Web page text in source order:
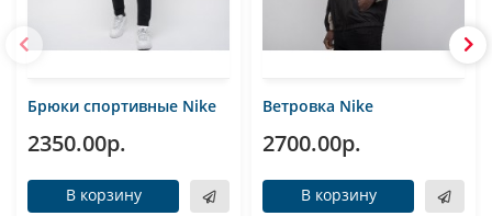
Брюки спортивные Nike
2350.00р.
В корзину
Ветровка Nike
2700.00р.
В корзину